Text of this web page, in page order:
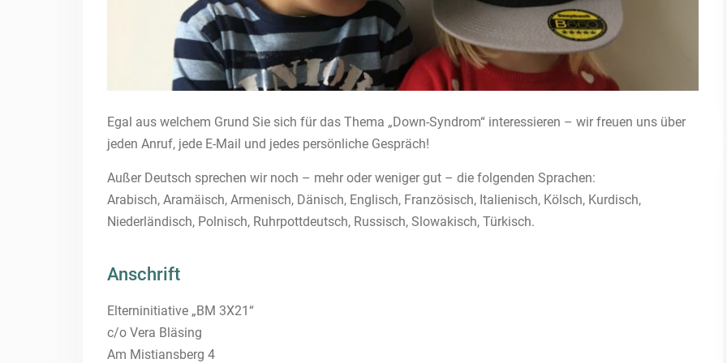
Egal aus welchem Grund Sie sich für das Thema „Down-Syndrom“ interessieren – wir freuen uns über
jeden Anruf, jede E-Mail und jedes persönliche Gespräch!
Außer Deutsch sprechen wir noch – mehr oder weniger gut – die folgenden Sprachen:
Arabisch, Aramäisch, Armenisch, Dänisch, Englisch, Französisch, Italienisch, Kölsch, Kurdisch,
Niederländisch, Polnisch, Ruhrpottdeutsch, Russisch, Slowakisch, Türkisch.
Anschrift
Elterninitiative „BM 3X21“
c/o Vera Bläsing
Am Mistiansberg 4